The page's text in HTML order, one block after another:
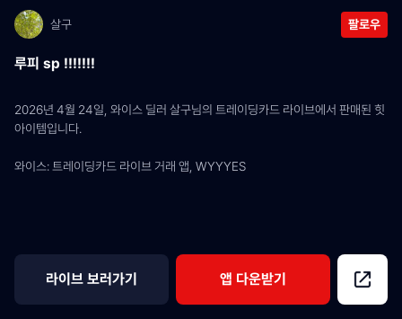
살구 팔로우
루피 sp !!!!!!!
2026년 4월 24일, 와이스 딜러 살구님의 트레이딩카드 라이브에서 판매된 힛
아이템입니다.
와이스: 트레이딩카드 라이브 거래 앱, WYYYES
라이브 보러가기 앱 다운받기